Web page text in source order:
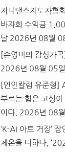
지니댄스지도자협
바자회 수익금
달 2026년 08월
[손영미의 감성가
2026년 08월 05일
[인인칼럼 유준형]
부르는 힘은 고성
이다.
2026년 08
‘K-AI 아트 거장’
체온을 더하다,